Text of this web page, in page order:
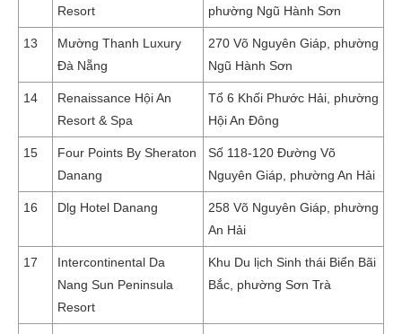
Resort
phường Ngũ Hành Sơn
13
Mường Thanh Luxury
Đà Nẵng
270 Võ Nguyên Giáp, phường
Ngũ Hành Sơn
14
Renaissance Hội An
Resort & Spa
Tổ 6 Khối Phước Hải, phường
Hội An Đông
15
Four Points By Sheraton
Danang
Số 118-120 Đường Võ
Nguyên Giáp, phường An Hải
16 Dlg Hotel Danang
258 Võ Nguyên Giáp, phường
An Hải
17
Intercontinental Da
Nang Sun Peninsula
Resort
Khu Du lịch Sinh thái Biển Bãi
Bắc, phường Sơn Trà